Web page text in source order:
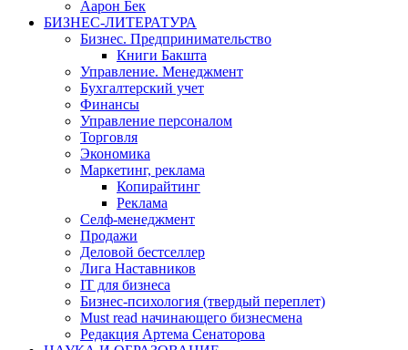
Аарон Бек
БИЗНЕС-ЛИТЕРАТУРА
Бизнес. Предпринимательство
Книги Бакшта
Управление. Менеджмент
Бухгалтерский учет
Финансы
Управление персоналом
Торговля
Экономика
Маркетинг, реклама
Копирайтинг
Реклама
Селф-менеджмент
Продажи
Деловой бестселлер
Лига Наставников
IT для бизнеса
Бизнес-психология (твердый переплет)
Must read начинающего бизнесмена
Редакция Артема Сенаторова